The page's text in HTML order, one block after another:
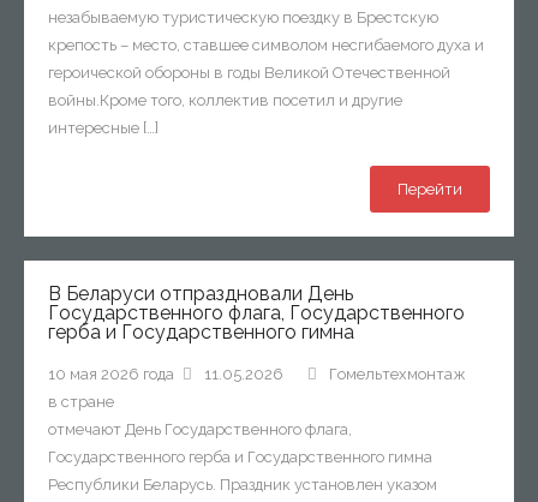
незабываемую туристическую поездку в Брестскую
крепость – место, ставшее символом несгибаемого духа и
героической обороны в годы Великой Отечественной
войны.Кроме того, коллектив посетил и другие
интересные […]
Перейти
В Беларуси отпраздновали День
Государственного флага, Государственного
герба и Государственного гимна
11.05.2026 Гомельтехмонтаж
10 мая 2026 года
в стране
отмечают День Государственного флага,
Государственного герба и Государственного гимна
Республики Беларусь. Праздник установлен указом